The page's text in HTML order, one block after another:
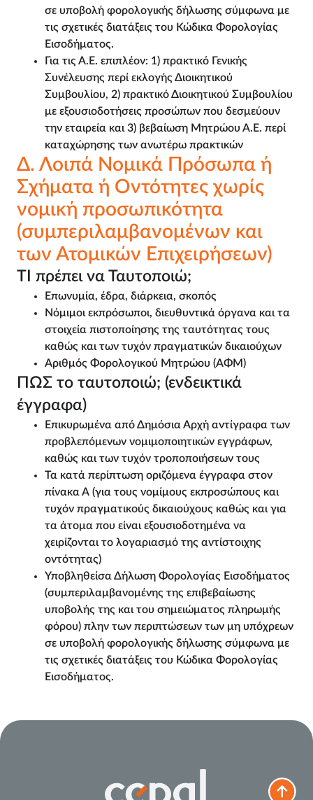
σε υποβολή φορολογικής δήλωσης σύμφωνα με
τις σχετικές διατάξεις του Κώδικα Φορολογίας
Εισοδήματος.
Για τις Α.Ε. επιπλέον: 1) πρακτικό Γενικής
Συνέλευσης περί εκλογής Διοικητικού
Συμβουλίου, 2) πρακτικό Διοικητικού Συμβουλίου
με εξουσιοδοτήσεις προσώπων που δεσμεύουν
την εταιρεία και 3) βεβαίωση Μητρώου Α.Ε. περί
καταχώρησης των ανωτέρω πρακτικών
Δ. Λοιπά Νομικά Πρόσωπα ή
Σχήματα ή Οντότητες χωρίς
νομική προσωπικότητα
(συμπεριλαμβανομένων και
των Ατομικών Επιχειρήσεων)
ΤΙ πρέπει να Ταυτοποιώ;
Επωνυμία, έδρα, διάρκεια, σκοπός
Νόμιμοι εκπρόσωποι, διευθυντικά όργανα και τα
στοιχεία πιστοποίησης της ταυτότητας τους
καθώς και των τυχόν πραγματικών δικαιούχων
Αριθμός Φορολογικού Μητρώου (ΑΦΜ)
ΠΩΣ το ταυτοποιώ; (ενδεικτικά
έγγραφα)
Επικυρωμένα από Δημόσια Αρχή αντίγραφα των
προβλεπόμενων νομιμοποιητικών εγγράφων,
καθώς και των τυχόν τροποποιήσεων τους
Τα κατά περίπτωση οριζόμενα έγγραφα στον
πίνακα Α (για τους νομίμους εκπροσώπους και
τυχόν πραγματικούς δικαιούχους καθώς και για
τα άτομα που είναι εξουσιοδοτημένα να
χειρίζονται το λογαριασμό της αντίστοιχης
οντότητας)
Υποβληθείσα Δήλωση Φορολογίας Εισοδήματος
(συμπεριλαμβανομένης της επιβεβαίωσης
υποβολής της και του σημειώματος πληρωμής
φόρου) πλην των περιπτώσεων των μη υπόχρεων
σε υποβολή φορολογικής δήλωσης σύμφωνα με
τις σχετικές διατάξεις του Κώδικα Φορολογίας
Εισοδήματος.